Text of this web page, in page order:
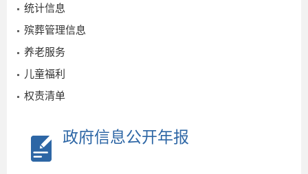
统计信息
殡葬管理信息
养老服务
儿童福利
权责清单
政府信息公开年报